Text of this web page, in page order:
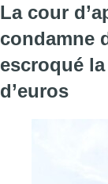
La cour
condamne
escroqué
d’euros